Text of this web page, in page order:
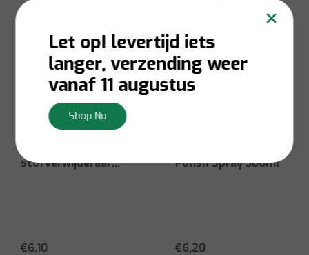
Perfects
stofverwijderaar
€6,10
Polish Spray 300ml
€6,20
×
Let op! levertijd iets
langer, verzending weer
vanaf 11 augustus
Shop Nu